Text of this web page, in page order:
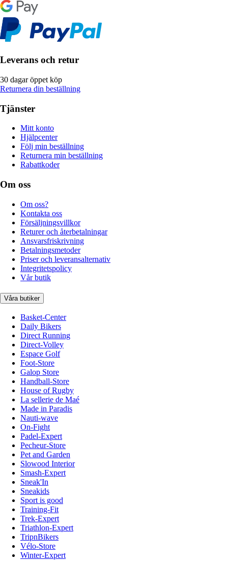
Leverans och retur
30 dagar öppet köp
Returnera din beställning
Tjänster
Mitt konto
Hjälpcenter
Följ min beställning
Returnera min beställning
Rabattkoder
Om oss
Om oss?
Kontakta oss
Försäljningsvillkor
Returer och återbetalningar
Ansvarsfriskrivning
Betalningsmetoder
Priser och leveransalternativ
Integritetspolicy
Vår butik
Våra butiker
Basket-Center
Daily Bikers
Direct Running
Direct-Volley
Espace Golf
Foot-Store
Galop Store
Handball-Store
House of Rugby
La sellerie de Maé
Made in Paradis
Nauti-wave
On-Fight
Padel-Expert
Pecheur-Store
Pet and Garden
Slowood Interior
Smash-Expert
Sneak'In
Sneakids
Sport is good
Training-Fit
Trek-Expert
Triathlon-Expert
TripnBikers
Vélo-Store
Winter-Expert